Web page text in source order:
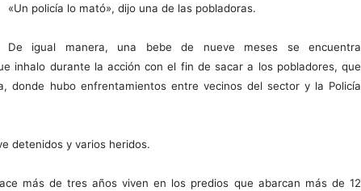
«Un policía lo mató», dijo una de las pobladoras.
De igual manera, una bebe de nueve meses se encuentra
inhalo durante la acción con el fin de sacar a los pobladores, que
donde hubo enfrentamientos entre vecinos del sector y la Policía
detenidos y varios heridos.
más de tres años viven en los predios que abarcan más de 12